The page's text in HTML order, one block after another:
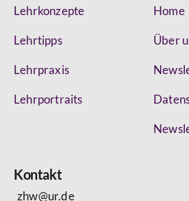
Lehrkonzepte
Lehrtipps
Lehrpraxis
Lehrportraits
Home
Über
Kontakt
zhw@ur.de